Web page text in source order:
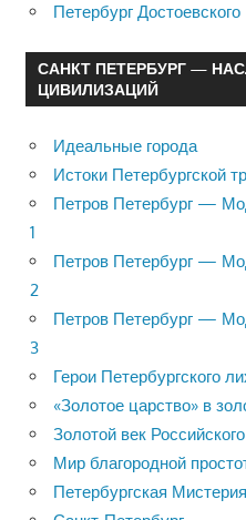
Петербург Достоевского
САНКТ ПЕТЕРБУРГ —
ЦИВИЛИЗАЦИЙ
Идеальные города
Истоки Петербургской
Петров Петербург —
1
Петров Петербург —
2
Петров Петербург —
3
Герои Петербургского
«Золотое царство» в
Золотой век
Мир благородной
Петербургская Мистерия